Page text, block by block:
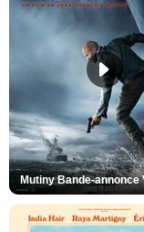
Mutiny Bande-annonce